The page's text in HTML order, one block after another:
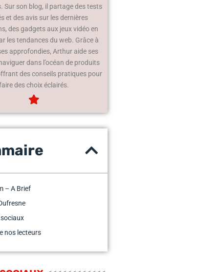
Sur son blog, il partage des tests
et des avis sur les dernières
des gadgets aux jeux vidéo en
les tendances du web. Grâce à
approfondies, Arthur aide ses
dans l’océan de produits
des conseils pratiques pour
des choix éclairés.
– A Brief
nos lecteurs